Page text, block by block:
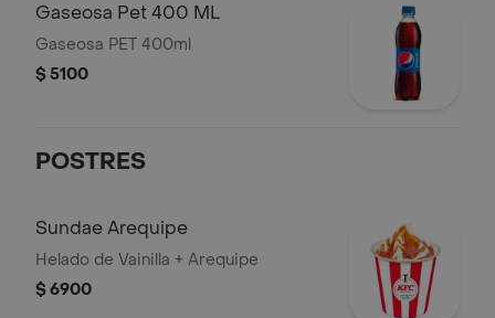
Gaseosa Pet 400 ML
Gaseosa PET 400ml
$ 5100
POSTRES
Sundae Arequipe
Helado de Vainilla + Arequipe
$ 6900